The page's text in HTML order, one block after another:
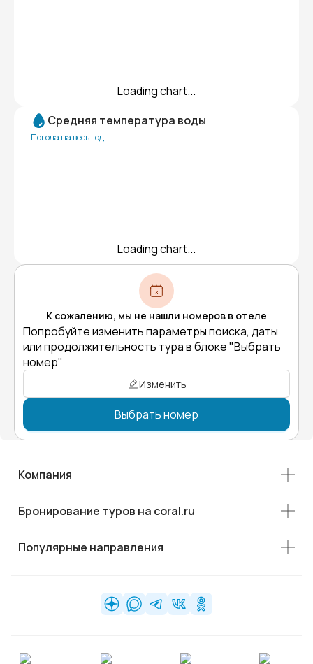
Loading chart...
Средняя температура воды
Погода на весь год
Loading chart...
К сожалению, мы не нашли номеров в отеле
Попробуйте изменить параметры поиска, даты
или продолжительность тура в блоке "Выбрать
номер"
Изменить
Выбрать номер
Компания
Бронирование туров на coral.ru
Популярные направления